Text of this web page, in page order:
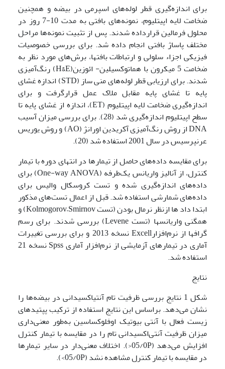
برای اندازه‌گیری قطر لوله‌های اسپرمی در بیضه و همچنین
ضخامت لایه اپیتلیوم، نمونه‌های بافتی به مدت 10-7 روز در
محلول فرمالین قرارداده شدند. پس از تثبیت نمونه‌ها مراحل
مختلف پاساژ بافتی انجام داده شد. برای بررسی خصوصیات
فیزیکی اجزاء سلولی و ارتباطات بافت­ها، برش‌های مورد نظر به
ضخامت 5 میکرون با هماتوکسیلین- ائوزین(H&E) رنگ‌آمیزی
شدند. برای ارزیابی قطر لوله‌های منی ساز (STD) اندازه غشای
پایه تا غشای پایه مقابل ملاک عمل قرارگرفت و برای
اندازه‌گیری ضخامت لایه اپیتلیوم (ET)، اندازه از غشای پایه تا
سطح اپیتلیوم اندازه‌گیری شد (28). برای بررسی میزان آسیب
DNA از روش رنگ‌آمیزی آکریدین اورانژ (AO) و روش یوریس
عرنپرسیس در سال 2001 استفاده شد (20).
برای مقایسه داده‌های حاصل از تیمارها در انتهای دوره با تیمار
کنترل، از آنالیز واریانس یک‌طرفه (One-way ANOVA) برای
داده‌های اندازه‌گیری شده و تست کروسکال والیس برای
داده‌های شمارشی استفاده شد. قبل از اعمال تست‌های مذکور
ابتدا داد ها ازنظر نرمال بودن (تست Kolmogorov–Smirnov) و
همگنی واریانسها (تست Levene) بررسی شدند. برای رسم
گرافها از نرم‌افزارExcell نسخه 2013 و برای بررسی تغییرات
آماری در تیمارهای آزمایشی از نرم‌افزار آماری Spss نسخه 21
استفاده شد.
نتایج
شکل 1 نتایج بررسی ظرفیت تام آنتی­اکسیدانی در بیضه‌ها را
نشان می‌دهد. براساس این نتایج استفاده از ترکیب پپتیدهای
زیست فعال با آنتی بیوتیک اوفلوکساسین به‌طور معنی‌داری
میزان ظرفیت آنتی‌اکسیدانی تام را در مقایسه با تیمار کنترل
افزایش می‌دهد (05/0P<). اختلاف معنی‌دار در سایر تیمارها
در مقایسه با تیمار کنترل مشاهده نشد (05/0P>).